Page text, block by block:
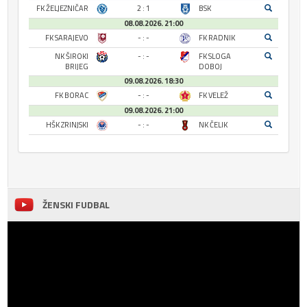
FK ŽELJEZNIČAR
2 : 1
BSK
08.08.2026. 21:00
FK SARAJEVO
- : -
FK RADNIK
NK ŠIROKI
BRIJEG
- : -
FK SLOGA
DOBOJ
09.08.2026. 18:30
FK BORAC
- : -
FK VELEŽ
09.08.2026. 21:00
HŠK ZRINJSKI
- : - NK ČELIK
ŽENSKI FUDBAL